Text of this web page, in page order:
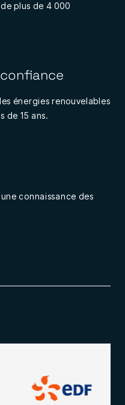
plus de 4 000
énergies renouvelables
de 15 ans.
connaissance des